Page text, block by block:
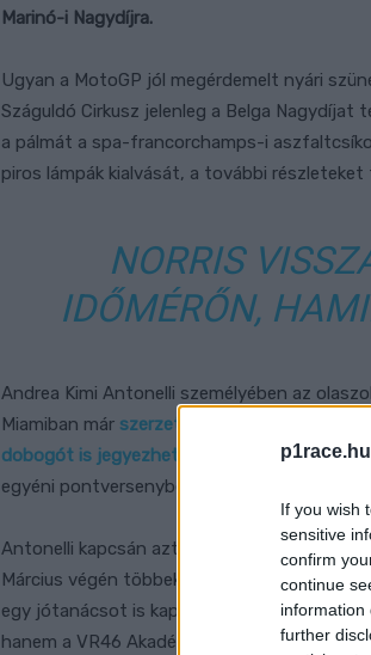
If you wish
sensitive
confirm
continue
information
further
Marinó-i Nagydíjra.
Ugyan a MotoGP jól megérdemelt nyári
Száguldó Cirkusz jelenleg a Belga Nagydíjat
a pálmát a spa-francorchamps-i
piros lámpák kialvását, a további
NORRIS
IDŐMÉRŐN,
Andrea Kimi Antonelli személyében az
Miamiban már szerzett
dobogót is jegyezhetett
. A spái
egyéni pontversenyben pedig a hetedik
Antonelli kapcsán azt is meg kell említeni,
Március végén többek között a Doktorral
egy jótanácsot is kapott. A 18 éves pilóta
hanem a VR46 Akadémia tagjaival is jól